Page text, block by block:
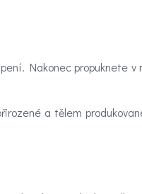
Nakonec propuknete v
a tělem